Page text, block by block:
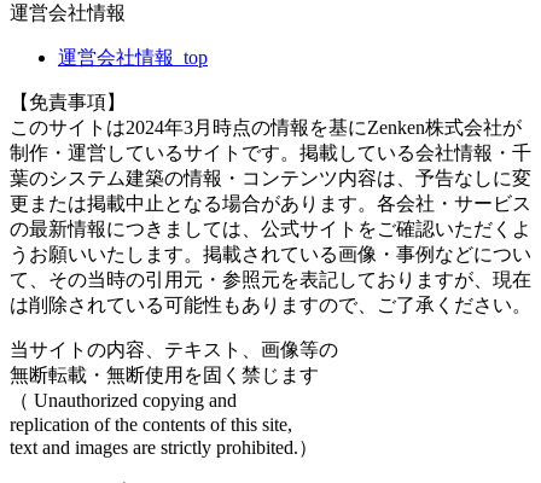
運営会社情報
運営会社情報_top
【免責事項】
このサイトは2024年3月時点の情報を基にZenken株式会社が
制作・運営しているサイトです。掲載している会社情報・千
葉のシステム建築の情報・コンテンツ内容は、予告なしに変
更または掲載中止となる場合があります。各会社・サービス
の最新情報につきましては、公式サイトをご確認いただくよ
うお願いいたします。掲載されている画像・事例などについ
て、その当時の引用元・参照元を表記しておりますが、現在
は削除されている可能性もありますので、ご了承ください。
当サイトの内容、テキスト、画像等の
無断転載・無断使用を固く禁じます
（ Unauthorized copying and
replication of the contents of this site,
text and images are strictly prohibited.）